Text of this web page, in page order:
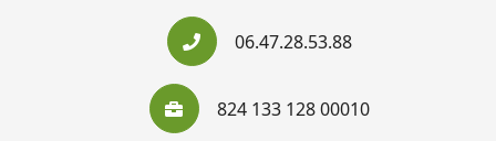
06.47.28.53.88
824 133 128 00010